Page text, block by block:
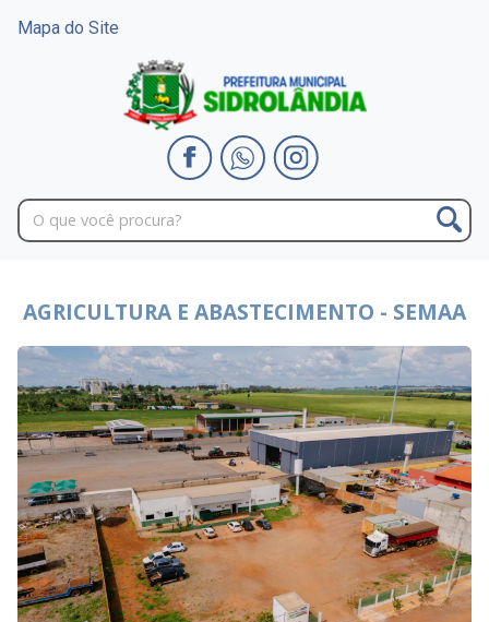
Mapa do Site
AGRICULTURA E ABASTECIMENTO - SEMAA